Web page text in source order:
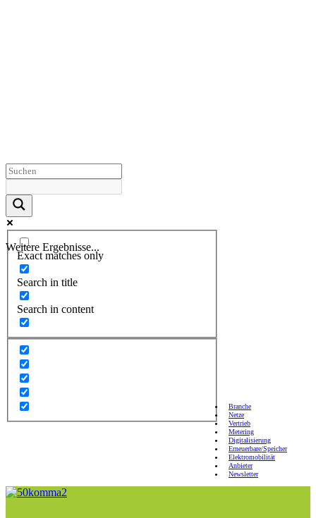
Weitere Ergebnisse...
Exact matches only
Search in title
Search in content
Branche
Netze
Vertrieb
Metering
Digitalisierung
Erneuerbare/Speicher
Elektromobilität
Anbieter
Newsletter